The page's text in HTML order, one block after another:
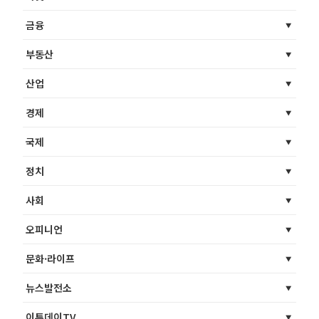
금융
부동산
산업
경제
국제
정치
사회
오피니언
문화·라이프
뉴스발전소